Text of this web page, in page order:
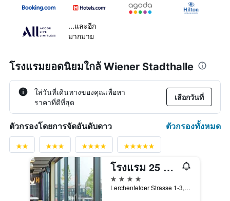
...และอีก
มากมาย
โรงแรมยอดนิยมใกล้ Wiener Stadthalle
ใส่วันที่เดินทางของคุณเพื่อหา
ราคาที่ดีที่สุด
เลือกวันที่
ตัวกรองโดยการจัดอันดับดาว ตัวกรองทั้งหมด
โรงแรม 25 อาวส์ แอท มิวเซียมส์ควอเทียร์
4 ดาว
Lerchenfelder Strasse 1-3, เวียนนา, เวียนนา, ออสเตรีย